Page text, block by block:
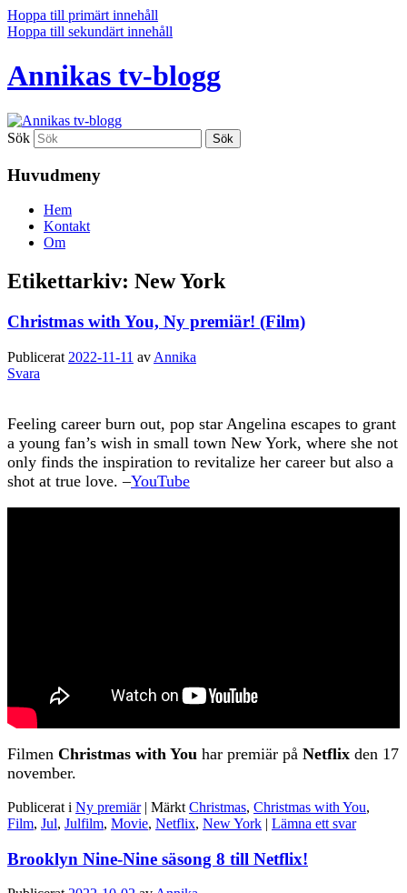
Hoppa till primärt innehåll
Hoppa till sekundärt innehåll
Annikas tv-blogg
Sök
Huvudmeny
Hem
Kontakt
Om
Etikettarkiv: New York
Christmas with You, Ny premiär! (Film)
Publicerat 2022-11-11 av Annika
Svara
Feeling career burn out, pop star Angelina escapes to grant
a young fan’s wish in small town New York, where she not
only finds the inspiration to revitalize her career but also a
shot at true love. –YouTube
Filmen Christmas with You har premiär på Netflix den 17
november.
Publicerat i Ny premiär | Märkt Christmas, Christmas with You,
Film, Jul, Julfilm, Movie, Netflix, New York | Lämna ett svar
Brooklyn Nine-Nine säsong 8 till Netflix!